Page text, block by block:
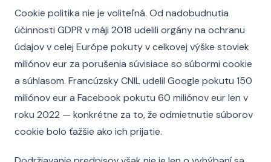
Cookie politika nie je voliteľná. Od nadobudnutia
účinnosti GDPR v máji 2018 udelili orgány na ochranu
údajov v celej Európe pokuty v celkovej výške stoviek
miliónov eur za porušenia súvisiace so súbormi cookie
a súhlasom. Francúzsky CNIL udelil Google pokutu 150
miliónov eur a Facebook pokutu 60 miliónov eur len v
roku 2022 — konkrétne za to, že odmietnutie súborov
cookie bolo ťažšie ako ich prijatie.